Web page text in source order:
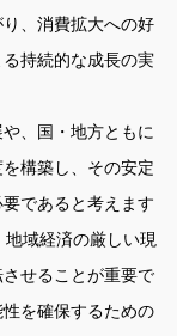
、消費拡大への好
持続的な成長の実
、国・地方ともに
構築し、その安定
であると考えます
域経済の厳しい現
せることが重要で
を確保するための